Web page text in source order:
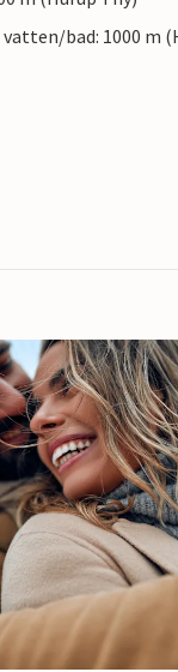
bad: 1000 m